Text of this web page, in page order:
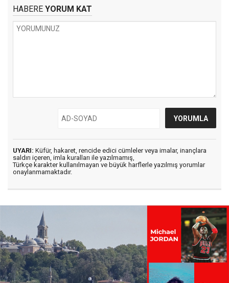
HABERE YORUM KAT
UYARI: Küfür, hakaret, rencide edici cümleler veya imalar, inançlara
saldırı içeren, imla kuralları ile yazılmamış,
Türkçe karakter kullanılmayan ve büyük harflerle yazılmış yorumlar
onaylanmamaktadır.